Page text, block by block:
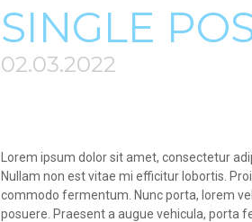
SINGLE
02.03.2022
Lorem ipsum dolor sit amet, consectetur
Nullam non est vitae mi efficitur lobortis.
commodo fermentum. Nunc porta, lorem
posuere. Praesent a augue vehicula, porta